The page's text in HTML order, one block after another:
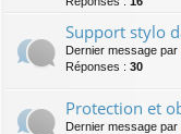
Support stylo
Dernier message par
Réponses : 30
Protection et
Dernier message par